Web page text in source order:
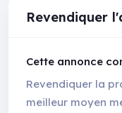
Revendiquer
Cette annonce
Revendiquer la
meilleur moyen